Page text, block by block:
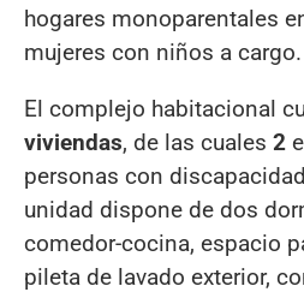
hogares monoparentales
mujeres con niños a cargo.
El complejo habitacional
viviendas, de las cuales 2
personas con
unidad dispone de dos
comedor-cocina, espacio
pileta de lavado exterior,